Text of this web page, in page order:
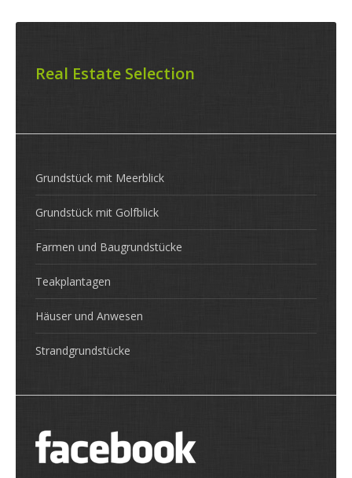
Real Estate Selection
Grundstück mit Meerblick
Grundstück mit Golfblick
Farmen und Baugrundstücke
Teakplantagen
Häuser und Anwesen
Strandgrundstücke